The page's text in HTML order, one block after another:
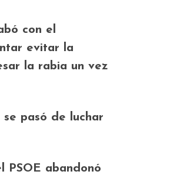
con el
evitar la
la rabia un vez
pasó de luchar
PSOE abandonó